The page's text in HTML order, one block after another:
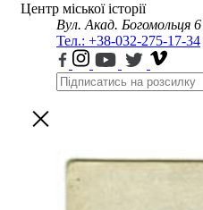
Центр міської історії
Вул. Акад. Богомольця 6
Тел.: +38-032-275-17-34